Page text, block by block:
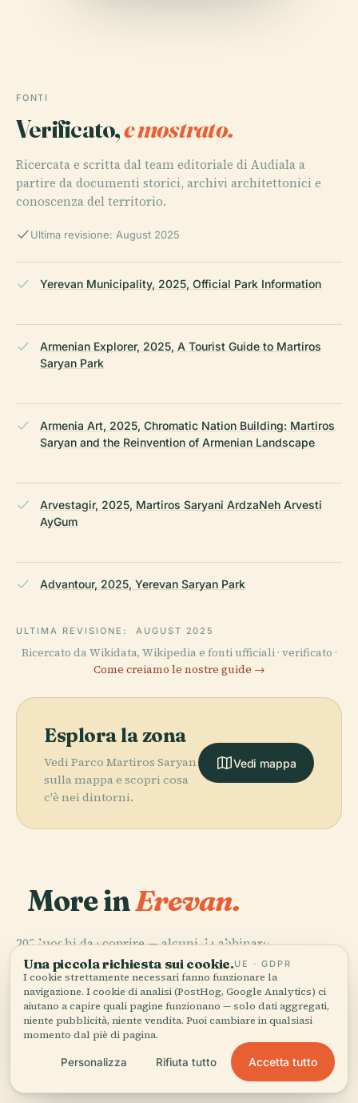
FONTI
Verificato,e mostrato.
Ricercata e scritta dal team editoriale di Audiala a
partire da documenti storici, archivi architettonici e
conoscenza del territorio.
Ultima revisione: August 2025
Yerevan Municipality, 2025, Official Park Information
Armenian Explorer, 2025, A Tourist Guide to Martiros
Saryan Park
Armenia Art, 2025, Chromatic Nation Building: Martiros
Saryan and the Reinvention of Armenian Landscape
Arvestagir, 2025, Martiros Saryani ArdzaNeh Arvesti
AyGum
Advantour, 2025, Yerevan Saryan Park
ULTIMA REVISIONE: AUGUST 2025
Ricercato da Wikidata, Wikipedia e fonti ufficiali · verificato ·
Come creiamo le nostre guide →
Esplora la zona
Vedi Parco Martiros Saryan
sulla mappa e scopri cosa
c'è nei dintorni.
Vedi mappa
More inErevan.
202 luoghi da scoprire — alcuni da abbinare.
PLACE
Nazionale
D'Armenia
PLACE
Zoravor
Astvatsatsin
Teatro
Dell'Opera di
Yerevan
Chiesa di San
Giovanni
Battista
Tutti i 202 luoghi di Erevan
Una piccola richiesta sui cookie.UE · GDPR
I cookie strettamente necessari fanno funzionare la
navigazione. I cookie di analisi (PostHog, Google Analytics) ci
aiutano a capire quali pagine funzionano — solo dati aggregati,
niente pubblicità, niente vendita. Puoi cambiare in qualsiasi
momento dal piè di pagina.
Personalizza Rifiuta tutto Accetta tutto